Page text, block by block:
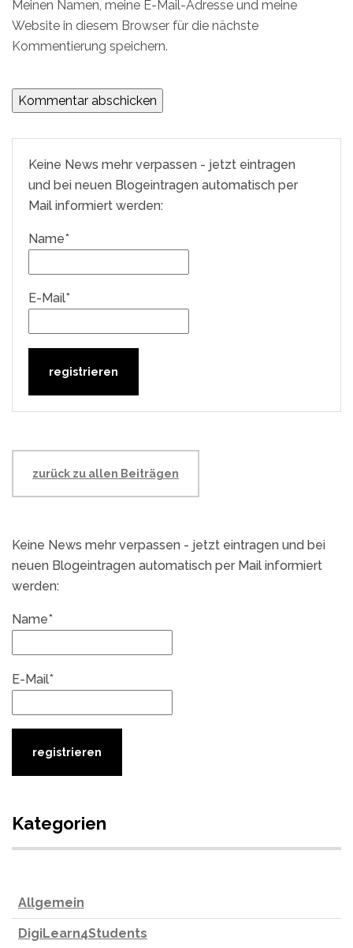
Meinen Namen, meine E-Mail-Adresse und meine
Website in diesem Browser für die nächste
Kommentierung speichern.
Keine News mehr verpassen - jetzt eintragen
und bei neuen Blogeintragen automatisch per
Mail informiert werden:
Name*
E-Mail*
zurück zu allen Beiträgen
Keine News mehr verpassen - jetzt eintragen und bei
neuen Blogeintragen automatisch per Mail informiert
werden:
Name*
E-Mail*
Kategorien
Allgemein
DigiLearn4Students